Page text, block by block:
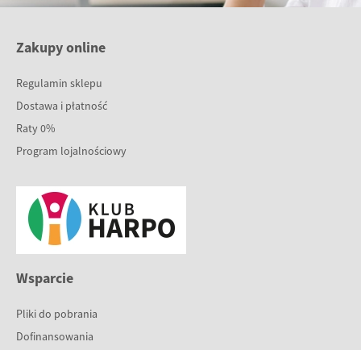
Zakupy online
Regulamin sklepu
Dostawa i płatność
Raty 0%
Program lojalnościowy
Wsparcie
Pliki do pobrania
Dofinansowania